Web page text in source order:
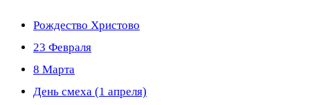
Рождество Христово
23 Февраля
8 Марта
День смеха (1 апреля)